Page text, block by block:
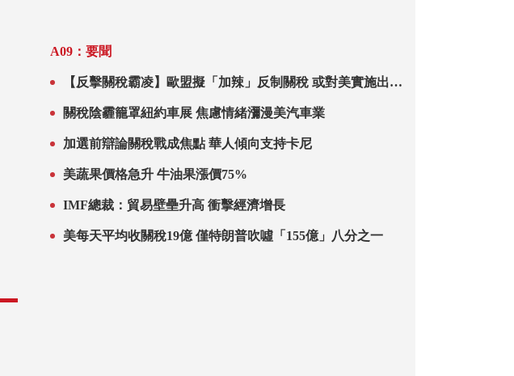
A09：要聞
【反擊關稅霸凌】歐盟擬「加辣」反制關稅 或對美實施出口
關稅陰霾籠罩紐約車展 焦慮情緒瀰漫美汽車業
加選前辯論關稅戰成焦點 華人傾向支持卡尼
美蔬果價格急升 牛油果漲價75%
IMF總裁：貿易壁壘升高 衝擊經濟增長
美每天平均收關稅19億 僅特朗普吹噓「155億」八分之一